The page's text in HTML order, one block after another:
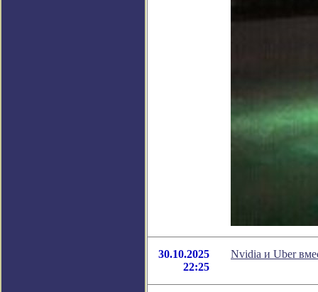
30.10.2025
22:25
Nvidia и Uber